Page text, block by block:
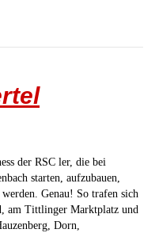
der RSC ler, die bei
starten, aufzubauen,
Genau! So trafen sich
am Tittlinger Marktplatz und
Dorn,